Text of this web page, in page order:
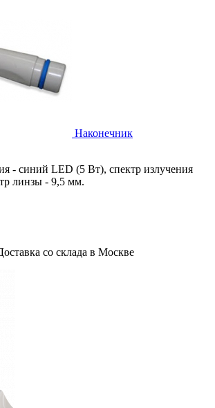
Наконечник
- синий LED (5 Вт), спектр излучения
линзы - 9,5 мм.
со склада в Москве